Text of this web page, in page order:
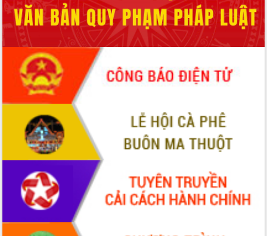
sầu riêng tại Đắk Lắk
Trình diễn nghệ thuật chế biến các
món ăn từ sầu riêng
Đắk Lắk công bố Quy hoạch và xúc
tiến đầu tư tỉnh
Ngành cá ngừ Đắk Lắk chủ động thích
ứng để giữ vững thị trường xuất khẩu
Diễn đàn Kinh tế tư nhân Việt Nam đột
phá cơ chế - Hợp tác công tư
Đề án 06 tạo bước ngoặt đột phá trong
cải cách hành chính tỉnh Đắk Lắk
Kết nối tour, đẩy mạnh chuyển đổi số
để phát triển du lịch Đắk Lắk
Khởi động Dự án Đầu tư xây dựng hạ
tầng kỹ thuật Cụm công nghiệp Tân
Tiến
Gặp mặt các cơ quan báo chí nhân Kỷ
niệm 101 năm Ngày Báo chí Cách